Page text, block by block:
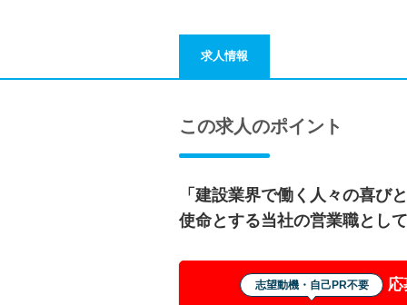
求人情報
この求人のポイント
「建設業界で働く人々の喜び
使命とする当社の営業職とし
志望動機・自己PR不要